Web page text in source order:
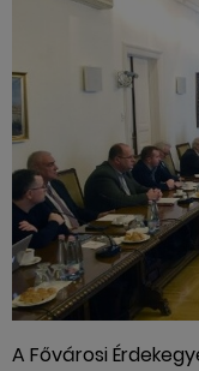
A Fővárosi